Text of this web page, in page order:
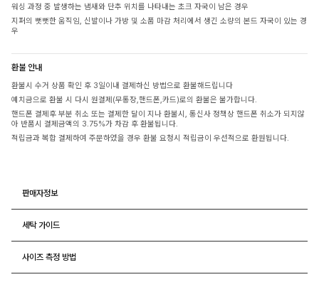
워싱 과정 중 발생하는 냄새와 단추 위치를 나타내는 초크 자국이 남은 경우
지퍼의 뻣뻣한 움직임, 신발이나 가방 및 소품 마감 처리에서 생긴 소량의 본드 자국이 있는 경
우
환불 안내
환불시 수거 상품 확인 후 3일이내 결제하신 방법으로 환불해드립니다
예치금으로 환불 시 다시 원결제(무통장,핸드폰,카드)로의 환불은 불가합니다.
핸드폰 결제후 부분 취소 또는 결제한 달이 지나 환불시, 통신사 정책상 핸드폰 취소가 되지않
아 반품시 결제금액의 3.75%가 차감 후 환불됩니다.
적립금과 복합 결제하여 주문하였을 경우 환불 요청시 적립금이 우선적으로 환원됩니다.
판매자정보
세탁 가이드
사이즈 측정 방법